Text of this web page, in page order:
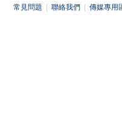
常見問題 聯絡我們 傳媒專用